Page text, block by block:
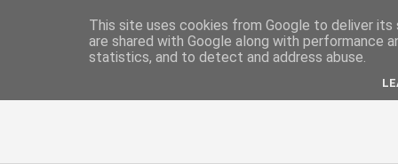
This site uses cookies from Google to deliver
are shared with Google along with performance
statistics, and to detect and address abuse.